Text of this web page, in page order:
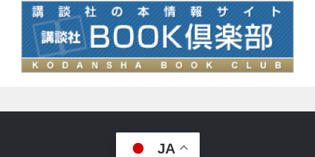
JA